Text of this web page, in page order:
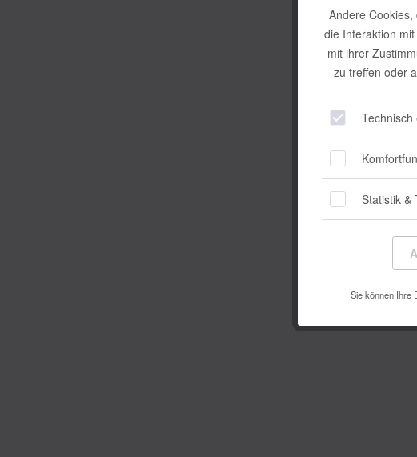
Andere
die Interaktion
mit ihrer
zu treffen oder
Statistik &
Sie können Ihre